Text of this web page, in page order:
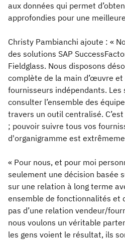
aux données qui permet
approfondies pour une
Christy Pambianchi ajoute : «
des solutions SAP
Fieldglass. Nous disposons
complète de la main d’œuvre
fournisseurs indépendants. Les
consulter l’ensemble des
travers un outil centralisé.
; pouvoir suivre tous vos
d'organigramme est
« Pour nous, et pour moi
seulement une décision basée
sur une relation à long terme
ensemble de fonctionnalités et
pas d’une relation vendeur/
nous voulons un véritable
les gens voient le résultat, ils